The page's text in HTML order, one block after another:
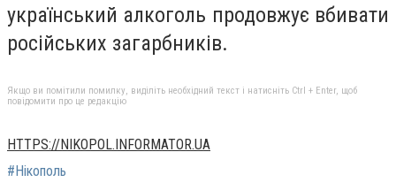
український алкоголь продовжує вбивати
російських загарбників.
Якщо ви помітили помилку, виділіть необхідний текст і натисніть Ctrl + Enter, щоб
повідомити про це редакцію
HTTPS://NIKOPOL.INFORMATOR.UA
#Нікополь